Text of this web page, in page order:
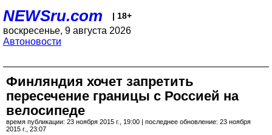
NEWSru.com | 18+
воскресенье, 9 августа 2026
Автоновости
Финляндия хочет запретить
пересечение границы с Россией на
велосипеде
время публикации: 23 ноября 2015 г., 19:00 | последнее обновление: 23 ноября
2015 г., 23:07